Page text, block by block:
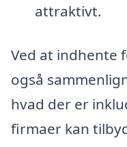
attraktivt.
Ved at indhente
også
hvad der er
firmaer kan